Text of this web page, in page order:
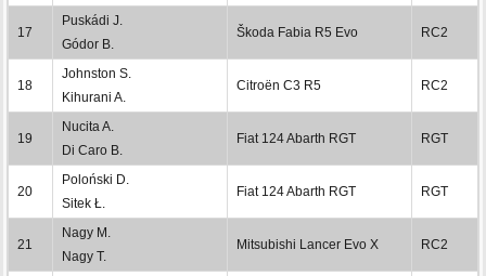
17
Puskádi J.
Gódor B.
Škoda Fabia R5 Evo RC2
18
Johnston S.
Kihurani A.
Citroën C3 R5 RC2
19
Nucita A.
Di Caro B.
Fiat 124 Abarth RGT RGT
20
Poloński D.
Sitek Ł.
Fiat 124 Abarth RGT RGT
21
Nagy M.
Nagy T.
Mitsubishi Lancer Evo X RC2